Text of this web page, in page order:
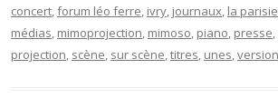
concert,forum léo ferre, ivry, journaux, la
médias, mimoprojection, mimoso, piano, presse,
projection, scène, sur scène,titres, unes,